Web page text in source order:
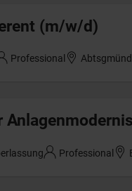
(m/w/d)
Professional Abtsgmünd
Professional